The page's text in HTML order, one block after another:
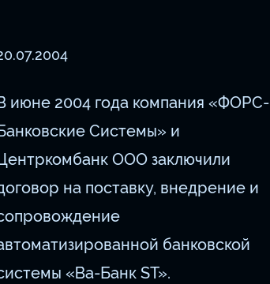
июне 2004 года компания «ФОРС-
Системы» и
ООО заключили
на поставку, внедрение и
банковской
«Ва-Банк ST».